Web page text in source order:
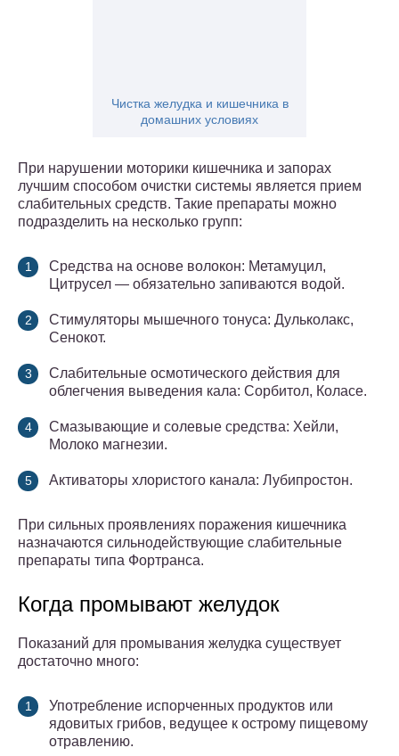
Чистка желудка и кишечника в
домашних условиях
При нарушении моторики кишечника и запорах
лучшим способом очистки системы является прием
слабительных средств. Такие препараты можно
подразделить на несколько групп:
Средства на основе волокон: Метамуцил,
Цитрусел — обязательно запиваются водой.
Стимуляторы мышечного тонуса: Дульколакс,
Сенокот.
Слабительные осмотического действия для
облегчения выведения кала: Сорбитол, Коласе.
Смазывающие и солевые средства: Хейли,
Молоко магнезии.
Активаторы хлористого канала: Лубипростон.
При сильных проявлениях поражения кишечника
назначаются сильнодействующие слабительные
препараты типа Фортранса.
Когда промывают желудок
Показаний для промывания желудка существует
достаточно много:
Употребление испорченных продуктов или
ядовитых грибов, ведущее к острому пищевому
отравлению.